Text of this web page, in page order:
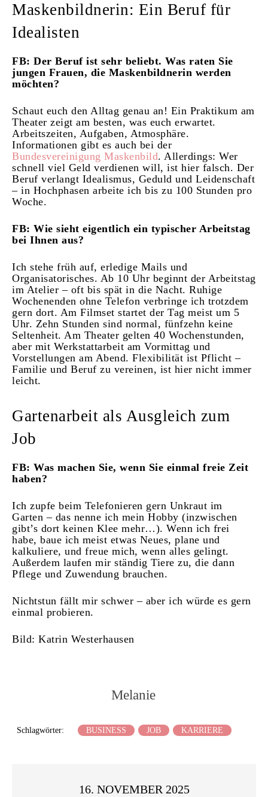
Maskenbildnerin: Ein Beruf für
Idealisten
FB: Der Beruf ist sehr beliebt. Was raten Sie
jungen Frauen, die Maskenbildnerin werden
möchten?
Schaut euch den Alltag genau an! Ein Praktikum am
Theater zeigt am besten, was euch erwartet.
Arbeitszeiten, Aufgaben, Atmosphäre.
Informationen gibt es auch bei der
Bundesvereinigung Maskenbild. Allerdings: Wer
schnell viel Geld verdienen will, ist hier falsch. Der
Beruf verlangt Idealismus, Geduld und Leidenschaft
– in Hochphasen arbeite ich bis zu 100 Stunden pro
Woche.
FB: Wie sieht eigentlich ein typischer Arbeitstag
bei Ihnen aus?
Ich stehe früh auf, erledige Mails und
Organisatorisches. Ab 10 Uhr beginnt der Arbeitstag
im Atelier – oft bis spät in die Nacht. Ruhige
Wochenenden ohne Telefon verbringe ich trotzdem
gern dort. Am Filmset startet der Tag meist um 5
Uhr. Zehn Stunden sind normal, fünfzehn keine
Seltenheit. Am Theater gelten 40 Wochenstunden,
aber mit Werkstattarbeit am Vormittag und
Vorstellungen am Abend. Flexibilität ist Pflicht –
Familie und Beruf zu vereinen, ist hier nicht immer
leicht.
Gartenarbeit als Ausgleich zum
Job
FB: Was machen Sie, wenn Sie einmal freie Zeit
haben?
Ich zupfe beim Telefonieren gern Unkraut im
Garten – das nenne ich mein Hobby (inzwischen
gibt’s dort keinen Klee mehr…). Wenn ich frei
habe, baue ich meist etwas Neues, plane und
kalkuliere, und freue mich, wenn alles gelingt.
Außerdem laufen mir ständig Tiere zu, die dann
Pflege und Zuwendung brauchen.
Nichtstun fällt mir schwer – aber ich würde es gern
einmal probieren.
Bild: Katrin Westerhausen
Melanie
Schlagwörter: BUSINESS JOB KARRIERE
16. NOVEMBER 2025